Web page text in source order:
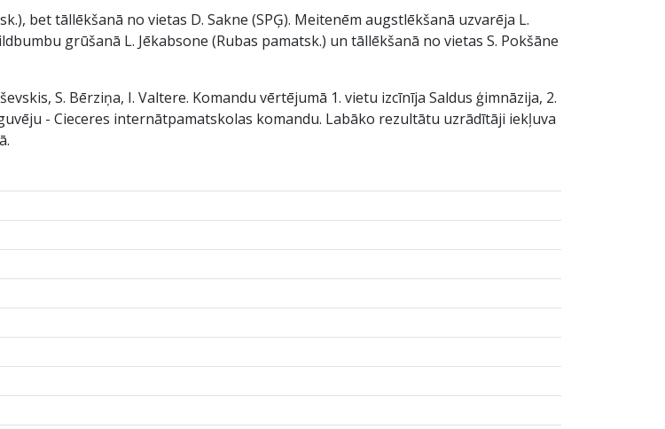
bet tāllēkšanā no vietas D. Sakne (SPĢ). Meitenēm augstlēkšanā uzvarēja L.
grūšanā L. Jēkabsone (Rubas pamatsk.) un tāllēkšanā no vietas S. Pokšāne
S. Bērziņa, I. Valtere. Komandu vērtējumā 1. vietu izcīnīja Saldus ģimnāzija, 2.
- Cieceres internātpamatskolas komandu. Labāko rezultātu uzrādītāji iekļuva